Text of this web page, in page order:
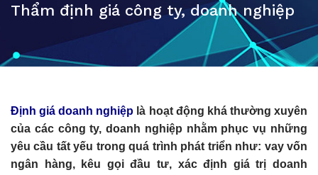
Thẩm định giá công ty, doanh nghiệp
Định giá doanh nghiệp là hoạt động khá thường xuyên
của các công ty, doanh nghiệp nhằm phục vụ những
yêu cầu tất yếu trong quá trình phát triển như: vay vốn
ngân hàng, kêu gọi đầu tư, xác định giá trị doanh